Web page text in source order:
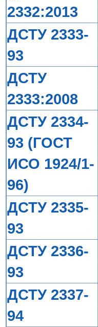
2332:2013
ДСТУ 2333-
93
ДСТУ
2333:2008
ДСТУ 2334-
93 (ГОСТ
ИСО 1924/1-
96)
ДСТУ 2335-
93
ДСТУ 2336-
93
ДСТУ 2337-
94